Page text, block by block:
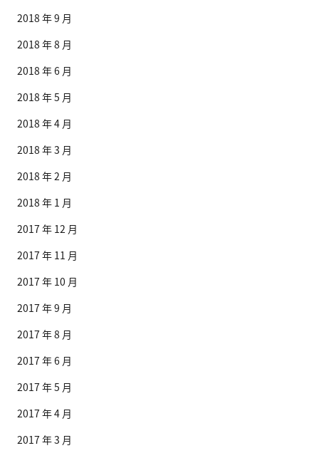
2018 年 9 月
2018 年 8 月
2018 年 6 月
2018 年 5 月
2018 年 4 月
2018 年 3 月
2018 年 2 月
2018 年 1 月
2017 年 12 月
2017 年 11 月
2017 年 10 月
2017 年 9 月
2017 年 8 月
2017 年 6 月
2017 年 5 月
2017 年 4 月
2017 年 3 月